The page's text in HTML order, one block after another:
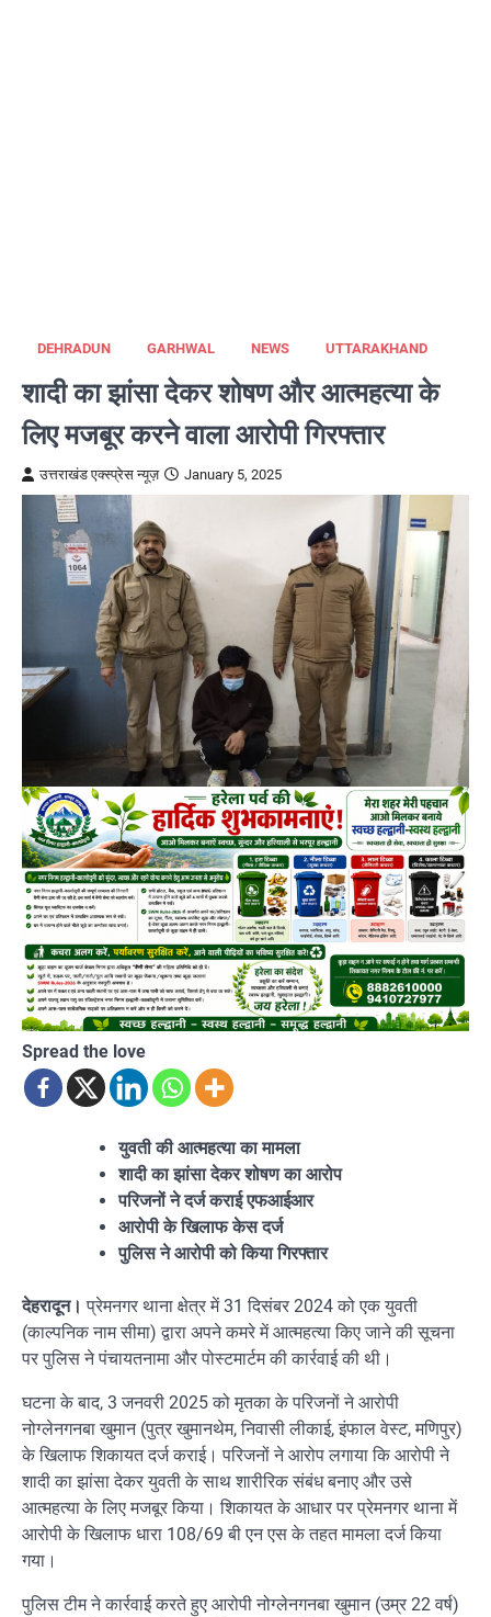
DEHRADUN GARHWAL NEWS UTTARAKHAND
शादी का झांसा देकर शोषण और आत्महत्या के
लिए मजबूर करने वाला आरोपी गिरफ्तार
उत्तराखंड एक्स्प्रेस न्यूज़ January 5, 2025
Spread the love
युवती की आत्महत्या का मामला
शादी का झांसा देकर शोषण का आरोप
परिजनों ने दर्ज कराई एफआईआर
आरोपी के खिलाफ केस दर्ज
पुलिस ने आरोपी को किया गिरफ्तार
देहरादून। प्रेमनगर थाना क्षेत्र में 31 दिसंबर 2024 को एक युवती
(काल्पनिक नाम सीमा) द्वारा अपने कमरे में आत्महत्या किए जाने की सूचना
पर पुलिस ने पंचायतनामा और पोस्टमार्टम की कार्रवाई की थी।
घटना के बाद, 3 जनवरी 2025 को मृतका के परिजनों ने आरोपी
नोग्लेनगनबा खुमान (पुत्र खुमानथेम, निवासी लीकाई, इंफाल वेस्ट, मणिपुर)
के खिलाफ शिकायत दर्ज कराई। परिजनों ने आरोप लगाया कि आरोपी ने
शादी का झांसा देकर युवती के साथ शारीरिक संबंध बनाए और उसे
आत्महत्या के लिए मजबूर किया। शिकायत के आधार पर प्रेमनगर थाना में
आरोपी के खिलाफ धारा 108/69 बी एन एस के तहत मामला दर्ज किया
गया।
पुलिस टीम ने कार्रवाई करते हुए आरोपी नोग्लेनगनबा खुमान (उम्र 22 वर्ष)